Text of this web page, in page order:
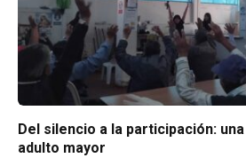
Del silencio a la participación:
adulto mayor